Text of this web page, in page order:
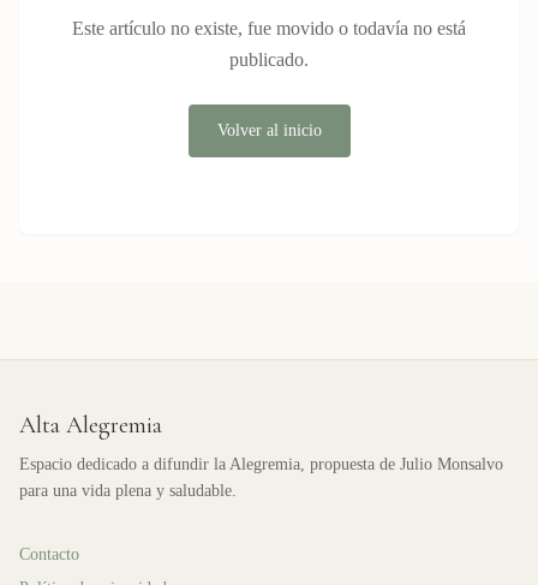
Este artículo no existe, fue movido o todavía no está
publicado.
Volver al inicio
Alta Alegremia
Espacio dedicado a difundir la Alegremia, propuesta de Julio Monsalvo
para una vida plena y saludable.
Contacto